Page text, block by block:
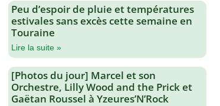
Peu d’espoir de pluie et températures
estivales sans excès cette semaine en
Touraine
Lire la suite »
[Photos du jour] Marcel et son
Orchestre, Lilly Wood and the Prick et
Gaëtan Roussel à Yzeures’N’Rock